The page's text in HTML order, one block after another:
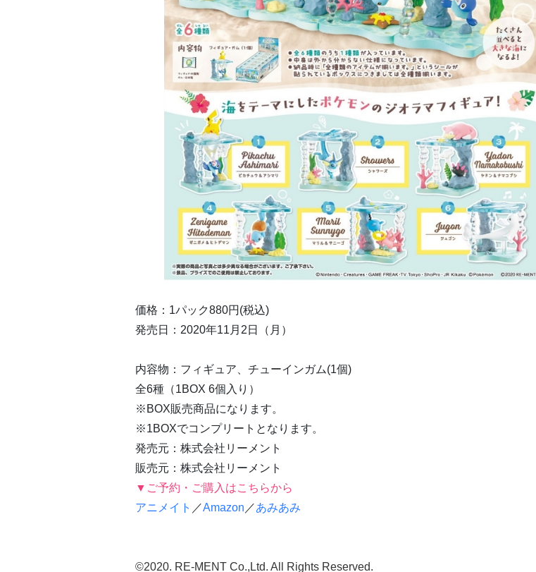
価格：1パック880円(税込)
発売日：2020年11月2日（月）
内容物：フィギュア、チューインガム(1個)
全6種（1BOX 6個入り）
※BOX販売商品になります。
※1BOXでコンプリートとなります。
発売元：株式会社リーメント
販売元：株式会社リーメント
▼ご予約・ご購入はこちらから
アニメイト ／Amazon ／あみあみ
©2020. RE-MENT Co.,Ltd. All Rights Reserved.